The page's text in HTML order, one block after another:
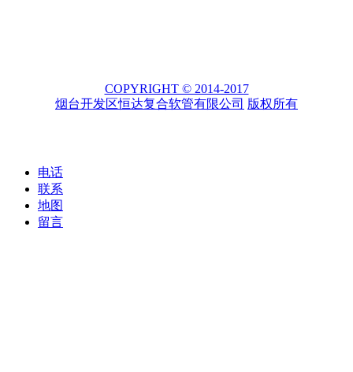
COPYRIGHT © 2014-2017
烟台开发区恒达复合软管有限公司 版权所有
电话
联系
地图
留言